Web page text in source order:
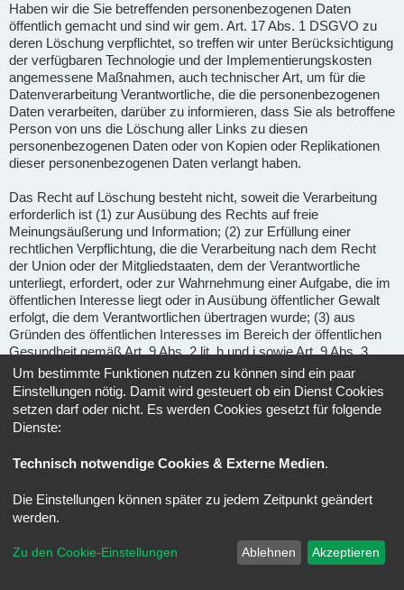
Haben wir die Sie betreffenden personenbezogenen Daten
öffentlich gemacht und sind wir gem. Art. 17 Abs. 1 DSGVO zu
deren Löschung verpflichtet, so treffen wir unter Berücksichtigung
der verfügbaren Technologie und der Implementierungskosten
angemessene Maßnahmen, auch technischer Art, um für die
Datenverarbeitung Verantwortliche, die die personenbezogenen
Daten verarbeiten, darüber zu informieren, dass Sie als betroffene
Person von uns die Löschung aller Links zu diesen
personenbezogenen Daten oder von Kopien oder Replikationen
dieser personenbezogenen Daten verlangt haben.
Das Recht auf Löschung besteht nicht, soweit die Verarbeitung
erforderlich ist (1) zur Ausübung des Rechts auf freie
Meinungsäußerung und Information; (2) zur Erfüllung einer
rechtlichen Verpflichtung, die die Verarbeitung nach dem Recht
der Union oder der Mitgliedstaaten, dem der Verantwortliche
unterliegt, erfordert, oder zur Wahrnehmung einer Aufgabe, die im
öffentlichen Interesse liegt oder in Ausübung öffentlicher Gewalt
erfolgt, die dem Verantwortlichen übertragen wurde; (3) aus
Gründen des öffentlichen Interesses im Bereich der öffentlichen
Gesundheit gemäß Art. 9 Abs. 2 lit. h und i sowie Art. 9 Abs. 3
DSGVO; (4) für im öffentlichen Interesse liegende Archivzwecke,
wissenschaftliche oder historische Forschungszwecke oder für
statistische Zwecke gem. Art. 89 Abs. 1 DSGVO, soweit das
unter Abschnitt a) genannte Recht voraussichtlich die
Verwirklichung der Ziele dieser Verarbeitung unmöglich macht
Ausübung oder Verteidigung von Rechtsansprüchen.
Recht auf Einschränkung der Verarbeitung(Art. 18 DSGVO) -
Unter den folgenden Voraussetzungen können Sie die
Einschränkung der Verarbeitung der Sie betreffenden
personenbezogenen Daten verlangen: wenn Sie die Richtigkeit
Um bestimmte Funktionen nutzen zu können sind ein paar
Einstellungen nötig. Damit wird gesteuert ob ein Dienst Cookies
setzen darf oder nicht. Es werden Cookies gesetzt für folgende
Dienste:
Technisch notwendige Cookies & Externe Medien.
Die Einstellungen können später zu jedem Zeitpunkt geändert
werden.
Zu den Cookie-Einstellungen Ablehnen Akzeptieren